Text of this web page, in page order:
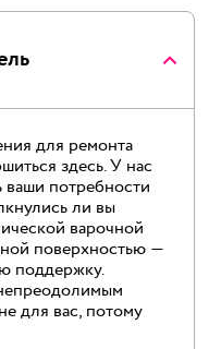
для ремонта
здесь. У нас
ваши потребности
ли вы
варочной
поверхностью —
поддержку.
для вас, потому